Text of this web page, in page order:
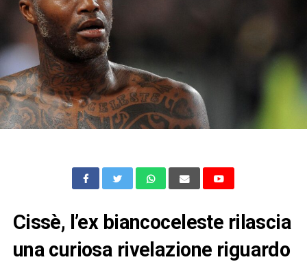
Cissè, l’ex biancoceleste rilascia
una curiosa rivelazione riguardo